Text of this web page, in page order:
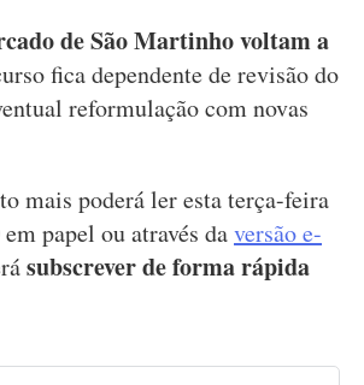
de São Martinho voltam a
fica dependente de revisão do
reformulação com novas
mais poderá ler esta terça-feira
papel ou através daversão e-
subscrever de forma rápida